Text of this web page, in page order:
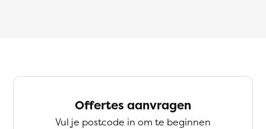
Offertes aanvragen
Vul je postcode in om te beginnen